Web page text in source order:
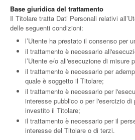
Base giuridica del trattamento
Il Titolare tratta Dati Personali relativi
delle seguenti condizioni:
l’Utente ha prestato il consenso per
il trattamento è necessario
l’Utente e/o all'esecuzione di misure
il trattamento è necessario per
quale è soggetto il Titolare;
il trattamento è necessario per
interesse pubblico o per l'esercizio
investito il Titolare;
il trattamento è necessario per il
interesse del Titolare o di terzi.